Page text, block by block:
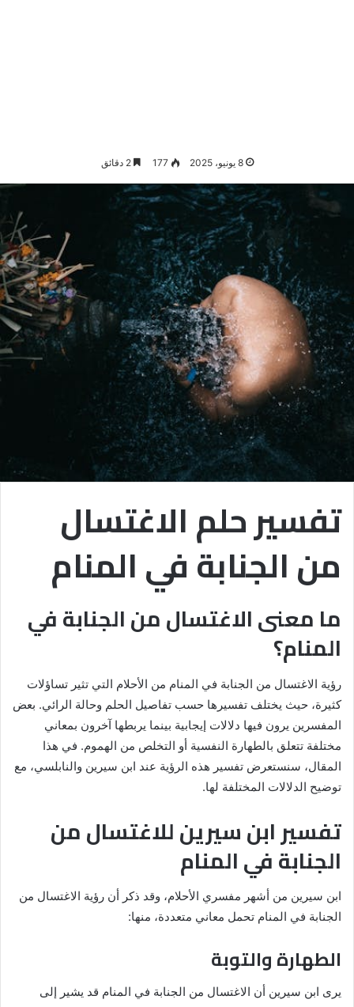
8 يونيو، 2025 177 2 دقائق
تفسير حلم الاغتسال
من الجنابة في المنام
ما معنى الاغتسال من الجنابة في
المنام؟
رؤية الاغتسال من الجنابة في المنام من الأحلام التي تثير تساؤلات
كثيرة، حيث يختلف تفسيرها حسب تفاصيل الحلم وحالة الرائي. بعض
المفسرين يرون فيها دلالات إيجابية بينما يربطها آخرون بمعاني
مختلفة تتعلق بالطهارة النفسية أو التخلص من الهموم. في هذا
المقال، سنستعرض تفسير هذه الرؤية عند ابن سيرين والنابلسي، مع
توضيح الدلالات المختلفة لها.
تفسير ابن سيرين للاغتسال من
الجنابة في المنام
ابن سيرين من أشهر مفسري الأحلام، وقد ذكر أن رؤية الاغتسال من
الجنابة في المنام تحمل معاني متعددة، منها:
الطهارة والتوبة
يرى ابن سيرين أن الاغتسال من الجنابة في المنام قد يشير إلى